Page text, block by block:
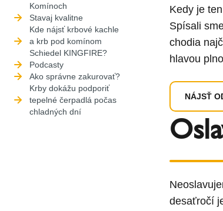
Komínoch
Stavaj kvalitne
Kde nájsť krbové kachle
a krb pod komínom
Schiedel KINGFIRE?
Podcasty
Ako správne zakurovať?
Krby dokážu podporiť
tepelné čerpadlá počas
chladných dní
Kedy je
Spísali
chodia
hlavou
NÁJSŤ
desaťročí